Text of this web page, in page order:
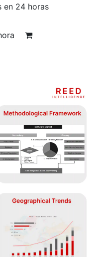
en 24 horas